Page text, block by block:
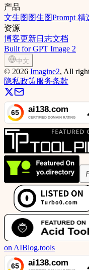
产品
文生图 图生图Prompt 精
资源
博客更新日志文档
Built for GPT Image 2
中文
© 2026 Imagine2, All
隐私政策服务条款
on AIBlog.tools